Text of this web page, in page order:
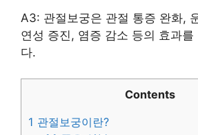
A3: 관절보궁은 관절 통증 완화,
연성 증진, 염증 감소 등의 효과를
다.
Contents
1 관절보궁이란?